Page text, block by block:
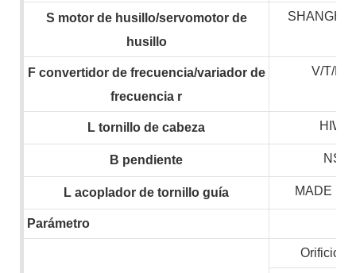
S motor de husillo/servomotor de
husillo
Fconvertidor de frecuencia/variador de
frecuencia r
V/T/
L tornillo de cabeza
B pendiente
L acoplador de tornillo guía MADE IN
Parámetro
Orificio